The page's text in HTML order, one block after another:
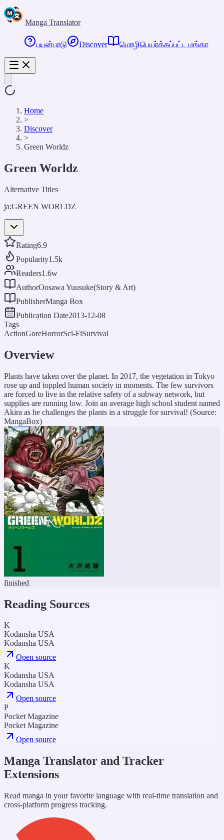
Manga Translator
பயன்பாடு Discover மொழிபெயர்க்கப்பட்ட மங்கா
Home
>
Discover
>
Green Worldz
Green Worldz
Alternative Titles
ja:GREEN WORLDZ
Rating6.9
Popularity1.5k
Readers1.6w
AuthorOosawa Yuusuke(Story & Art)
PublisherManga Box
Publication Date2013-12-08
Tags
ActionGoreHorrorSci-FiSurvival
Overview
Plants have taken over the planet. In 2017, the vegetation in Tokyo
rose up and toppled human society in moments. The few survivors
are forced to live in the relative safety of a subway network, but
supplies are running low. Join an average high school student named
Akira as he challenges the plants in a struggle for survival! (Source:
MangaBox)
finished
Reading Sources
K
Kodansha USA
Kodansha USA
Open source
K
Kodansha USA
Kodansha USA
Open source
P
Pocket Magazine
Pocket Magazine
Open source
Manga Translator and Tracker
Extensions
Read manga in your favorite language with real-time translation and
cross-platform progress tracking.